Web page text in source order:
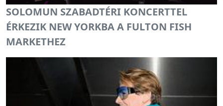
SOLOMUN SZABADTÉRI KONCERTTEL
ÉRKEZIK NEW YORKBA A FULTON FISH
MARKETHEZ